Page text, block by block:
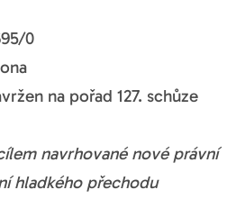
0
na pořad 127. schůze
navrhované nové právní
hladkého přechodu